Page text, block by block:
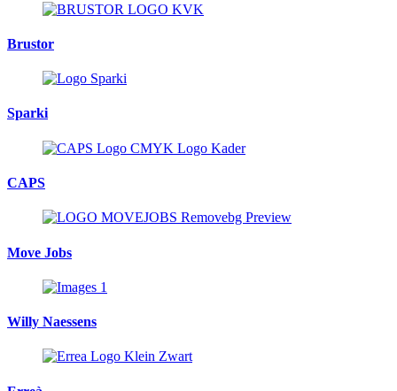
Brustor
Sparki
CAPS
Move Jobs
Willy Naessens